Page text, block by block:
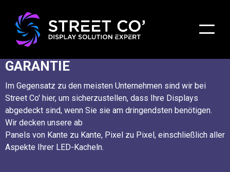
5 JAHRE THE STREET CO
GARANTIE
Im Gegensatz zu den meisten Unternehmen sind wir bei
Street Co' hier, um sicherzustellen, dass Ihre Displays
abgedeckt sind, wenn Sie sie am dringendsten benötigen.
Wir decken unsere ab
Panels von Kante zu Kante, Pixel zu Pixel, einschließlich aller
Aspekte Ihrer LED-Kacheln.